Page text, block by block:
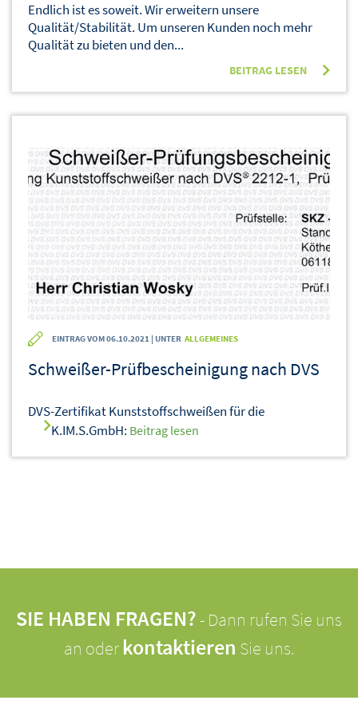
Endlich ist es soweit. Wir erweitern unsere
Qualität/Stabilität. Um unseren Kunden noch mehr
Qualität zu bieten und den...
BEITRAG LESEN
EINTRAG VOM 06.10.2021 | UNTER ALLGEMEINES
Schweißer-Prüfbescheinigung nach DVS
DVS-Zertifikat Kunststoffschweißen für die
K.IM.S.GmbH: Beitrag lesen
SIE HABEN FRAGEN? - Dann rufen Sie uns
an oder kontaktieren Sie uns.